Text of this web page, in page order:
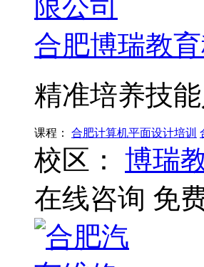
合肥博瑞教
精准培养技
课程： 合肥计算机平面设计培训
校区： 博瑞
在线咨询 免